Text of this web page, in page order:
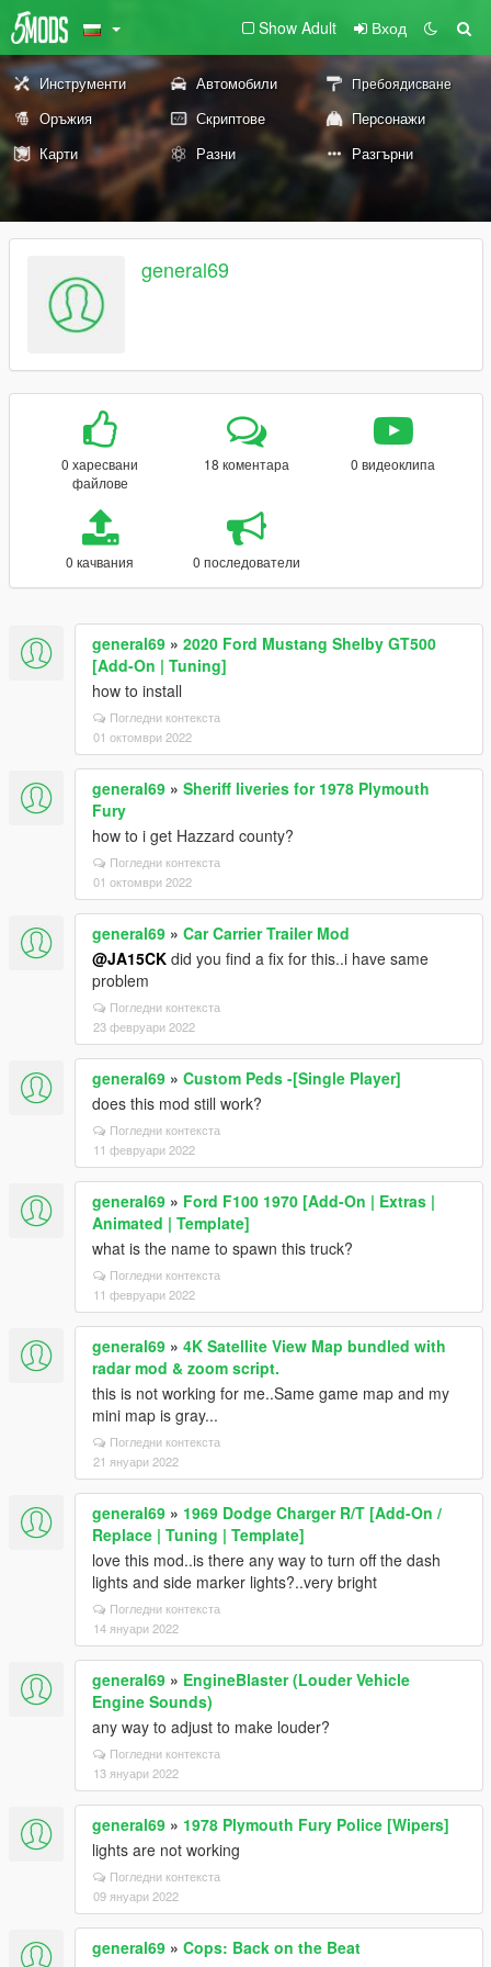
Show Adult Вход
Инструменти Автомобили Пребоядисване
Оръжия Скриптове
Персонажи
Карти
Разни Разгърни
general69
0 харесвани
файлове
18 коментара 0 видеоклипа
0 качвания 0 последователи
general69 » 2020 Ford Mustang Shelby GT500
[Add-On | Tuning]
how to install
Погледни контекста
01 октомври 2022
general69 » Sheriff liveries for 1978 Plymouth
Fury
how to i get Hazzard county?
Погледни контекста
01 октомври 2022
general69 » Car Carrier Trailer Mod
@JA15CK did you find a fix for this..i have same
problem
Погледни контекста
23 февруари 2022
general69 » Custom Peds -[Single Player]
does this mod still work?
Погледни контекста
11 февруари 2022
general69 » Ford F100 1970 [Add-On | Extras |
Animated | Template]
what is the name to spawn this truck?
Погледни контекста
11 февруари 2022
general69 » 4K Satellite View Map bundled with
radar mod & zoom script.
this is not working for me..Same game map and my
mini map is gray...
Погледни контекста
21 януари 2022
general69 » 1969 Dodge Charger R/T [Add-On /
Replace | Tuning | Template]
love this mod..is there any way to turn off the dash
lights and side marker lights?..very bright
Погледни контекста
14 януари 2022
general69 » EngineBlaster (Louder Vehicle
Engine Sounds)
any way to adjust to make louder?
Погледни контекста
13 януари 2022
general69 » 1978 Plymouth Fury Police [Wipers]
lights are not working
Погледни контекста
09 януари 2022
general69 » Cops: Back on the Beat